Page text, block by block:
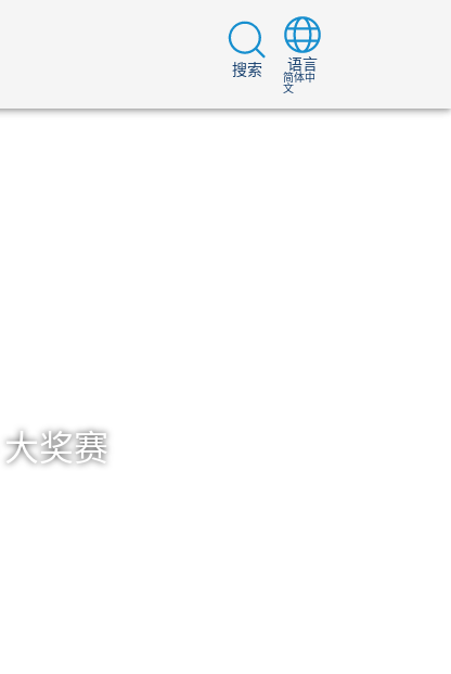
搜索 语言
简体中
文
奖赛